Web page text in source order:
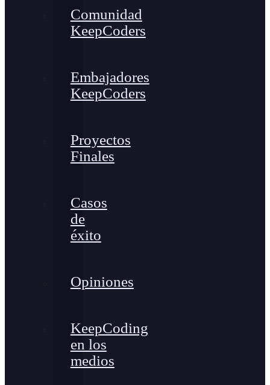
Comunidad
KeepCoders
Embajadores
KeepCoders
Proyectos
Finales
Casos
de
éxito
Opiniones
KeepCoding
en los
medios